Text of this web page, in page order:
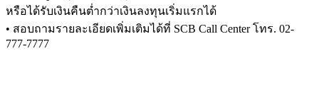
หรือได้รับเงินคืนต่ำกว่าเงินลงทุนเริ่มแรกได้
• สอบถามรายละเอียดเพิ่มเติมได้ที่ SCB Call Center โทร. 02-
777-7777